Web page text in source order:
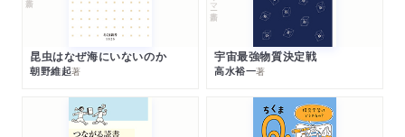
昆虫はなぜ海にいないのか
朝野維起著
宇宙最強物質決定戦
高水裕一著